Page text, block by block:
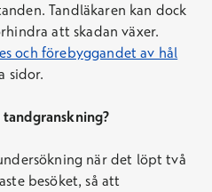
Tandläkaren kan dock
att skadan växer.
och förebyggandet av hål
sidor.
när det löpt två
besöket, så att